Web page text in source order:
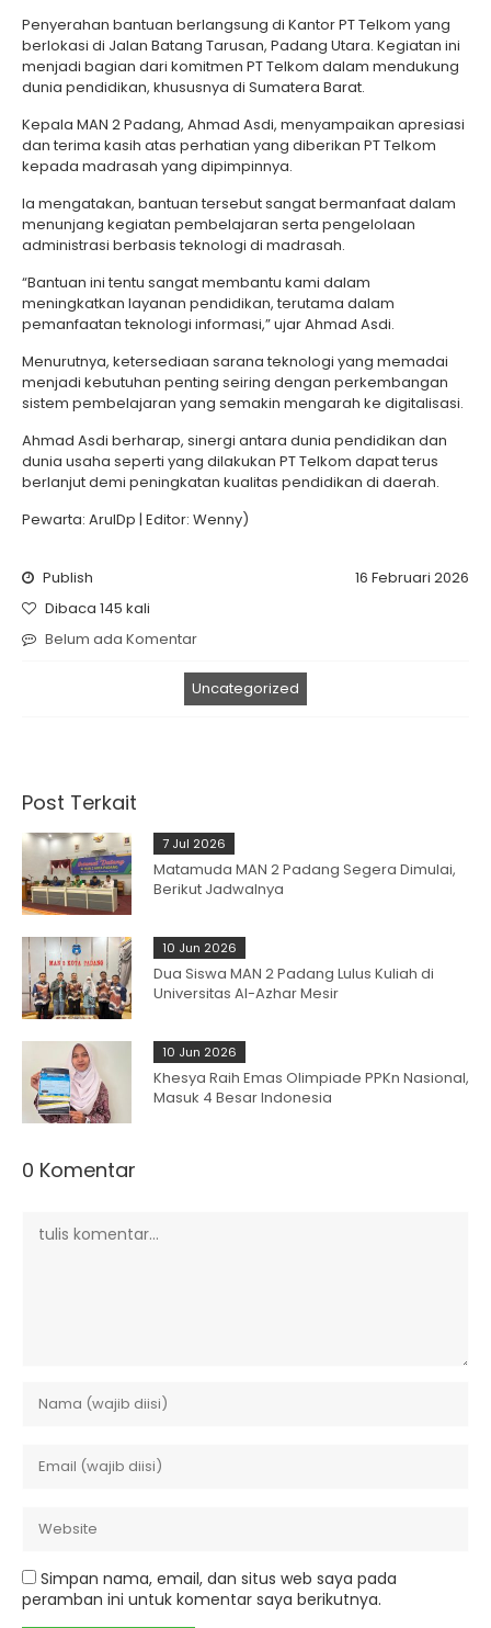
Penyerahan bantuan berlangsung di Kantor PT Telkom yang
berlokasi di Jalan Batang Tarusan, Padang Utara. Kegiatan ini
menjadi bagian dari komitmen PT Telkom dalam mendukung
dunia pendidikan, khususnya di Sumatera Barat.
Kepala MAN 2 Padang, Ahmad Asdi, menyampaikan apresiasi
dan terima kasih atas perhatian yang diberikan PT Telkom
kepada madrasah yang dipimpinnya.
Ia mengatakan, bantuan tersebut sangat bermanfaat dalam
menunjang kegiatan pembelajaran serta pengelolaan
administrasi berbasis teknologi di madrasah.
“Bantuan ini tentu sangat membantu kami dalam
meningkatkan layanan pendidikan, terutama dalam
pemanfaatan teknologi informasi,” ujar Ahmad Asdi.
Menurutnya, ketersediaan sarana teknologi yang memadai
menjadi kebutuhan penting seiring dengan perkembangan
sistem pembelajaran yang semakin mengarah ke digitalisasi.
Ahmad Asdi berharap, sinergi antara dunia pendidikan dan
dunia usaha seperti yang dilakukan PT Telkom dapat terus
berlanjut demi peningkatan kualitas pendidikan di daerah.
Pewarta: ArulDp | Editor: Wenny)
Publish
16 Februari 2026
Dibaca 145 kali
Belum ada Komentar
Uncategorized
Post Terkait
7 Jul 2026
Matamuda MAN 2 Padang Segera Dimulai,
Berikut Jadwalnya
10 Jun 2026
Dua Siswa MAN 2 Padang Lulus Kuliah di
Universitas Al-Azhar Mesir
10 Jun 2026
Khesya Raih Emas Olimpiade PPKn Nasional,
Masuk 4 Besar Indonesia
0 Komentar
Simpan nama, email, dan situs web saya pada
peramban ini untuk komentar saya berikutnya.